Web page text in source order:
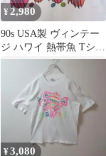
¥2,980
90s USA製 ヴィンテー
ジ ハワイ 熱帯魚 Tシャ
ツ 白 シングルステッチ
¥3,080